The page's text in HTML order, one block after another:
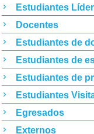
Estudiantes
Docentes
Estudiantes de
Estudiantes de
Estudiantes de
Estudiantes
Egresados
Externos